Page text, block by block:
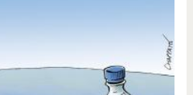
Guerre en Syrie